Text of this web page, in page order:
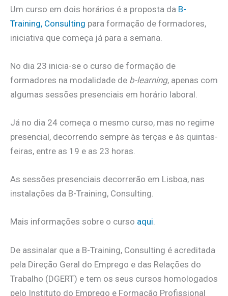
Um curso em dois horários é a proposta da B-
Training, Consulting para formação de formadores,
iniciativa que começa já para a semana.
No dia 23 inicia-se o curso de formação de
formadores na modalidade de b-learning, apenas com
algumas sessões presenciais em horário laboral.
Já no dia 24 começa o mesmo curso, mas no regime
presencial, decorrendo sempre às terças e às quintas-
feiras, entre as 19 e as 23 horas.
As sessões presenciais decorrerão em Lisboa, nas
instalações da B-Training, Consulting.
Mais informações sobre o curso aqui.
De assinalar que a B-Training, Consulting é acreditada
pela Direção Geral do Emprego e das Relações do
Trabalho (DGERT) e tem os seus cursos homologados
pelo Instituto do Emprego e Formação Profissional